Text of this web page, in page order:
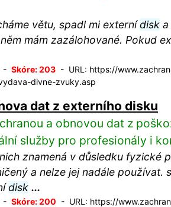
větu, spadl mi externídiska
mám zazálohované. Pokud
- Skóre: 203- URL: https://
divne-zvuky.asp
dat z externího disku
a obnovou dat z
služby pro profesionály i
znamená v důsledku fyzické
a nelze jej nadále používat.
disk ...
- Skóre: 200 - URL: https://